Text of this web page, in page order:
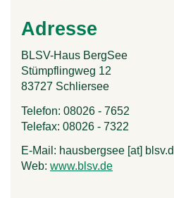
Adresse
BLSV-Haus BergSee
Stümpflingweg 12
83727 Schliersee
Telefon: 08026 - 7652
Telefax: 08026 - 7322
E-Mail: hausbergsee [at]
Web: www.blsv.de